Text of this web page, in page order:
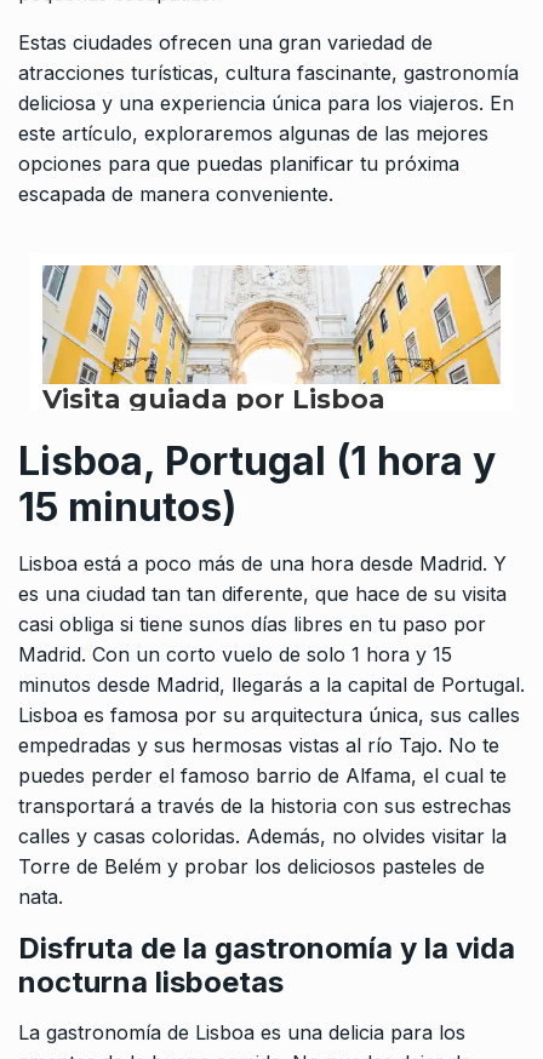
Estas ciudades ofrecen una gran variedad de
atracciones turísticas, cultura fascinante, gastronomía
deliciosa y una experiencia única para los viajeros. En
este artículo, exploraremos algunas de las mejores
opciones para que puedas planificar tu próxima
escapada de manera conveniente.
Lisboa, Portugal (1 hora y
15 minutos)
Lisboa está a poco más de una hora desde Madrid. Y
es una ciudad tan tan diferente, que hace de su visita
casi obliga si tiene sunos días libres en tu paso por
Madrid. Con un corto vuelo de solo 1 hora y 15
minutos desde Madrid, llegarás a la capital de Portugal.
Lisboa es famosa por su arquitectura única, sus calles
empedradas y sus hermosas vistas al río Tajo. No te
puedes perder el famoso barrio de Alfama, el cual te
transportará a través de la historia con sus estrechas
calles y casas coloridas. Además, no olvides visitar la
Torre de Belém y probar los deliciosos pasteles de
nata.
Disfruta de la gastronomía y la vida
nocturna lisboetas
La gastronomía de Lisboa es una delicia para los